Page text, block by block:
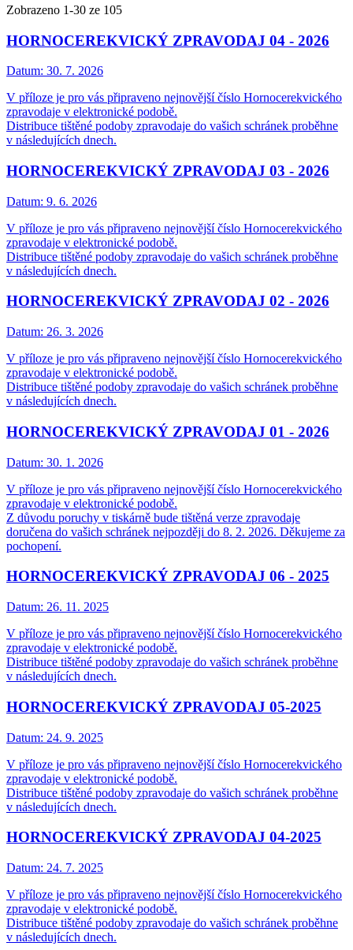
Zobrazeno 1-30 ze 105
HORNOCEREKVICKÝ ZPRAVODAJ 04 - 2026
Datum: 30. 7. 2026
V příloze je pro vás připraveno nejnovější číslo Hornocerekvického
zpravodaje v elektronické podobě.
Distribuce tištěné podoby zpravodaje do vašich schránek proběhne
v následujících dnech.
HORNOCEREKVICKÝ ZPRAVODAJ 03 - 2026
Datum: 9. 6. 2026
V příloze je pro vás připraveno nejnovější číslo Hornocerekvického
zpravodaje v elektronické podobě.
Distribuce tištěné podoby zpravodaje do vašich schránek proběhne
v následujících dnech.
HORNOCEREKVICKÝ ZPRAVODAJ 02 - 2026
Datum: 26. 3. 2026
V příloze je pro vás připraveno nejnovější číslo Hornocerekvického
zpravodaje v elektronické podobě.
Distribuce tištěné podoby zpravodaje do vašich schránek proběhne
v následujících dnech.
HORNOCEREKVICKÝ ZPRAVODAJ 01 - 2026
Datum: 30. 1. 2026
V příloze je pro vás připraveno nejnovější číslo Hornocerekvického
zpravodaje v elektronické podobě.
Z důvodu poruchy v tiskárně bude tištěná verze zpravodaje
doručena do vašich schránek nejpozději do 8. 2. 2026. Děkujeme za
pochopení.
HORNOCEREKVICKÝ ZPRAVODAJ 06 - 2025
Datum: 26. 11. 2025
V příloze je pro vás připraveno nejnovější číslo Hornocerekvického
zpravodaje v elektronické podobě.
Distribuce tištěné podoby zpravodaje do vašich schránek proběhne
v následujících dnech.
HORNOCEREKVICKÝ ZPRAVODAJ 05-2025
Datum: 24. 9. 2025
V příloze je pro vás připraveno nejnovější číslo Hornocerekvického
zpravodaje v elektronické podobě.
Distribuce tištěné podoby zpravodaje do vašich schránek proběhne
v následujících dnech.
HORNOCEREKVICKÝ ZPRAVODAJ 04-2025
Datum: 24. 7. 2025
V příloze je pro vás připraveno nejnovější číslo Hornocerekvického
zpravodaje v elektronické podobě.
Distribuce tištěné podoby zpravodaje do vašich schránek proběhne
v následujících dnech.